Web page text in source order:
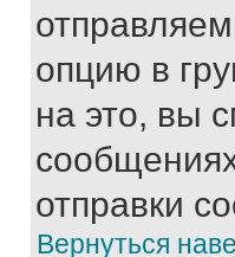
опцию в
на это, вы
отправки
Вернуться